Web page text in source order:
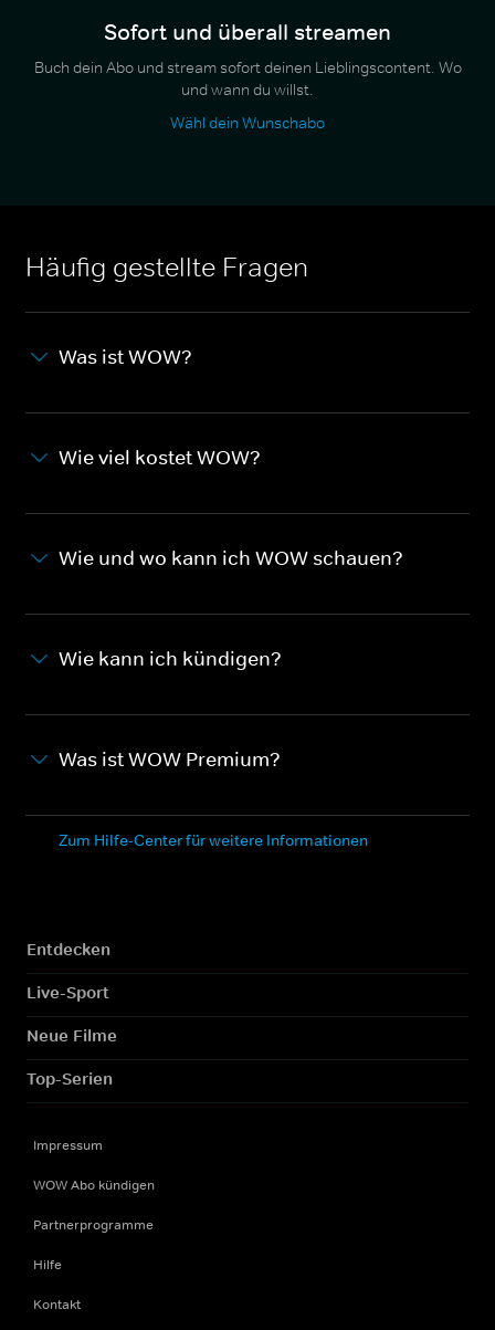
Sofort und überall streamen
Buch dein Abo und stream sofort deinen Lieblingscontent. Wo
und wann du willst.
Wähl dein Wunschabo
Häufig gestellte Fragen
Was ist WOW?
Wie viel kostet WOW?
Wie und wo kann ich WOW schauen?
Wie kann ich kündigen?
Was ist WOW Premium?
Zum Hilfe-Center für weitere Informationen
Entdecken
Live-Sport
Neue Filme
Top-Serien
Impressum
WOW Abo kündigen
Partnerprogramme
Hilfe
Kontakt